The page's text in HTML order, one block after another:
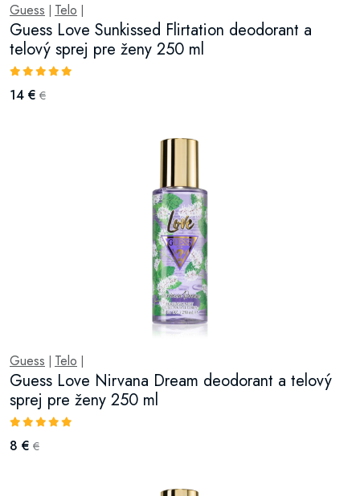
Guess Telo
Guess Love Sunkissed Flirtation deodorant a
telový sprej pre ženy 250 ml
14 € €
Guess Telo
Guess Love Nirvana Dream deodorant a telový
sprej pre ženy 250 ml
8 € €